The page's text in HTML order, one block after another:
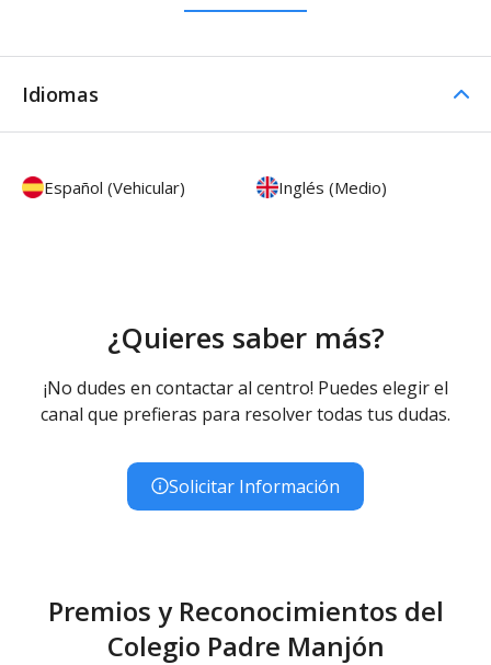
Idiomas
Español (Vehicular) Inglés (Medio)
¿Quieres saber más?
¡No dudes en contactar al centro! Puedes elegir el
canal que prefieras para resolver todas tus dudas.
Solicitar Información
Premios y Reconocimientos del
Colegio Padre Manjón